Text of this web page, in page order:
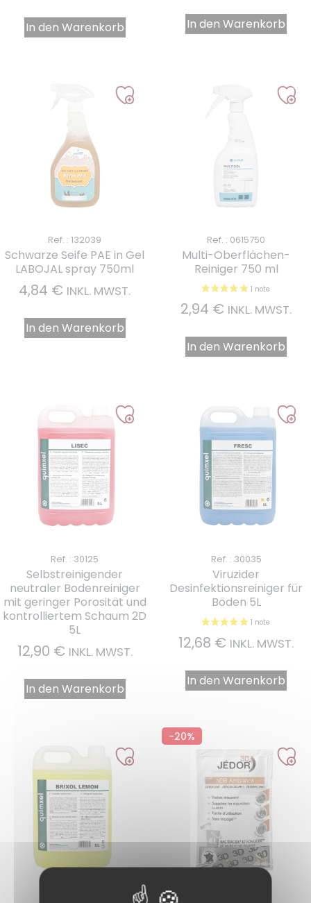
In den Warenkorb In den Warenkorb
Ref. : 132039
Schwarze Seife PAE in Gel
LABOJAL spray 750ml
4,84 € INKL. MWST.
In den Warenkorb
Ref. : 0615750
Multi-Oberflächen-
Reiniger 750 ml
2,94 € INKL. MWST.
In den Warenkorb
Ref. : 30125
Selbstreinigender
neutraler Bodenreiniger
mit geringer Porosität und
kontrolliertem Schaum 2D
5L
12,90 € INKL. MWST.
In den Warenkorb
Ref. : 30035
Viruzider
Desinfektionsreiniger für
Böden 5L
12,68 € INKL. MWST.
In den Warenkorb
-20%